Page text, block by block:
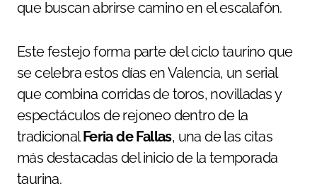
que buscan abrirse camino en el escalafón.
Este festejo forma parte del ciclo taurino que
se celebra estos días en Valencia, un serial
que combina corridas de toros, novilladas y
espectáculos de rejoneo dentro de la
tradicionalFeria de Fallas, una de las citas
más destacadas del inicio de la temporada
taurina.